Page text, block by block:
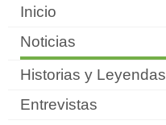
Inicio
Noticias
Historias y Leyendas
Entrevistas